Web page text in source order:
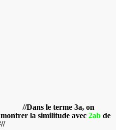
//Dans le terme 3a, on
la similitude avec 2ab de
//